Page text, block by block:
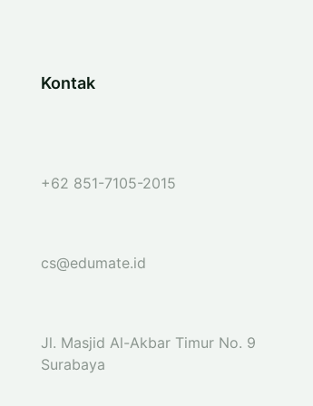
Kontak
+62 851-7105-2015
cs@edumate.id
Jl. Masjid Al-Akbar Timur No. 9
Surabaya